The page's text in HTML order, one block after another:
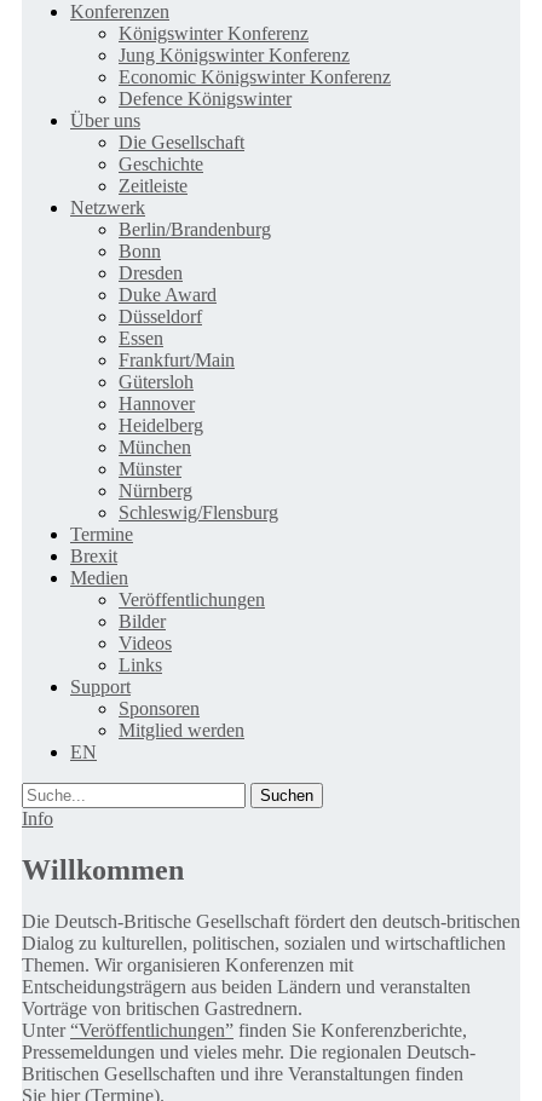
Konferenzen
Königswinter Konferenz
Jung Königswinter Konferenz
Economic Königswinter Konferenz
Defence Königswinter
Über uns
Die Gesellschaft
Geschichte
Zeitleiste
Netzwerk
Berlin/Brandenburg
Bonn
Dresden
Duke Award
Düsseldorf
Essen
Frankfurt/Main
Gütersloh
Hannover
Heidelberg
München
Münster
Nürnberg
Schleswig/Flensburg
Termine
Brexit
Medien
Veröffentlichungen
Bilder
Videos
Links
Support
Sponsoren
Mitglied werden
EN
Suche
Info
Willkommen
Die Deutsch-Britische Gesellschaft fördert den deutsch-britischen
Dialog zu kulturellen, politischen, sozialen und wirtschaftlichen
Themen. Wir organisieren Konferenzen mit
Entscheidungsträgern aus beiden Ländern und veranstalten
Vorträge von britischen Gastrednern.
Unter“Veröffentlichungen” finden Sie Konferenzberichte,
Pressemeldungen und vieles mehr. Die regionalen Deutsch-
Britischen Gesellschaften und ihre Veranstaltungen finden
Sie hier (Termine).